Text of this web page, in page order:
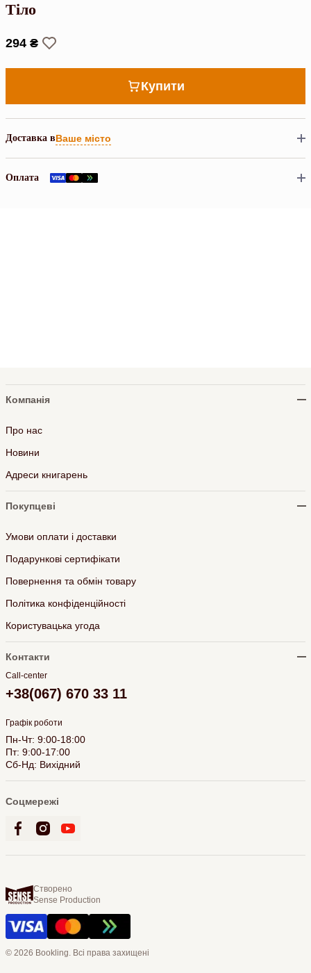
Тіло
294 ₴
Купити
Доставка вВаше місто
Оплата
Компанія
Про нас
Новини
Адреси книгарень
Покупцеві
Умови оплати і доставки
Подарункові сертифікати
Повернення та обмін товару
Політика конфіденційності
Користувацька угода
Контакти
Call-center
+38(067) 670 33 11
Графік роботи
Пн-Чт: 9:00-18:00
Пт: 9:00-17:00
Сб-Нд: Вихідний
Соцмережі
Створено
Sense Production
© 2026 Bookling. Всі права захищені